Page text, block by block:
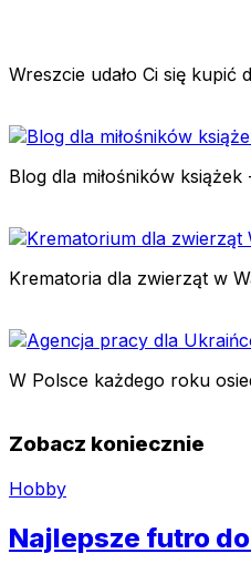
Wreszcie udało Ci się
Blog dla miłośników
Krematoria dla zwierząt w
W Polsce każdego roku
Zobacz koniecznie
Hobby
Najlepsze futro